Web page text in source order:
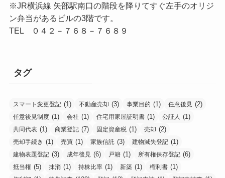
※JR横浜線 矢部駅南口の階段を降りてすぐ左手のオリジ
ン弁当があるビルの3階です。
TEL ０４２－７６８－７６８９
タグ
スマート変更登記 (1) 不動産売却 (3) 事業目的 (1) 任意後見 (2)
任意後見制度 (1) 会社 (1) 住宅用家屋証明書 (1) 公証人 (1)
共同代表 (1) 商業登記 (7) 固定資産税 (1) 売却 (2)
売却手続き (1) 売買 (1) 家族信託 (3) 建物滅失登記 (1)
建物表題登記 (3) 成年後見 (6) 戸籍 (1) 所有権保存登記 (6)
抵当権 (5) 抹消 (1) 持株比率 (1) 新築 (1) 権利書 (1)